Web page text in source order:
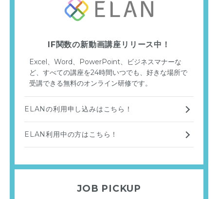
IF関数の新動画講座リリース中！
Excel、Word、PowerPoint、ビジネスマナーな
ど、すべての講座を24時間いつでも、好きな場所で
受講できる無料のオンライン研修です。
ELANの利用申し込みはこちら！
ELAN利用中の方はこちら！
JOB PICKUP